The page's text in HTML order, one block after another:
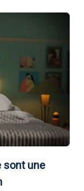
sont une